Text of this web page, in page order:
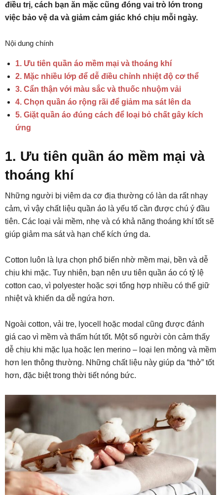
điều trị, cách bạn ăn mặc cũng đóng vai trò lớn trong
việc bảo vệ da và giảm cảm giác khó chịu mỗi ngày.
Nội dung chính
1. Ưu tiên quần áo mềm mại và thoáng khí
2. Mặc nhiều lớp để dễ điều chỉnh nhiệt độ cơ thể
3. Cẩn thận với màu sắc và thuốc nhuộm vải
4. Chọn quần áo rộng rãi để giảm ma sát lên da
5. Giặt quần áo đúng cách để loại bỏ chất gây kích
ứng
1. Ưu tiên quần áo mềm mại và
thoáng khí
Những người bị viêm da cơ địa thường có làn da rất nhạy
cảm, vì vậy chất liệu quần áo là yếu tố cần được chú ý đầu
tiên. Các loại vải mềm, nhẹ và có khả năng thoáng khí tốt sẽ
giúp giảm ma sát và hạn chế kích ứng da.
Cotton luôn là lựa chọn phổ biến nhờ mềm mại, bền và dễ
chịu khi mặc. Tuy nhiên, bạn nên ưu tiên quần áo có tỷ lệ
cotton cao, vì polyester hoặc sợi tổng hợp nhiều có thể giữ
nhiệt và khiến da dễ ngứa hơn.
Ngoài cotton, vải tre, lyocell hoặc modal cũng được đánh
giá cao vì mềm và thấm hút tốt. Một số người còn cảm thấy
dễ chịu khi mặc lụa hoặc len merino – loại len mỏng và mềm
hơn len thông thường. Những chất liệu này giúp da “thở” tốt
hơn, đặc biệt trong thời tiết nóng bức.